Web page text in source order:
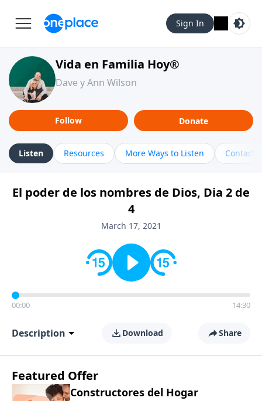
Sign In
Vida en Familia Hoy®
Dave y Ann Wilson
Follow Donate
Listen Resources More Ways to Listen Contact
El poder de los nombres de Dios, Dia 2 de
4
March 17, 2021
00:00 14:30
Description Download Share
Featured Offer
Constructores del Hogar